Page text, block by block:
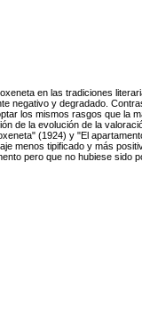
en las tradiciones
negativo y degradado.
los mismos rasgos que la
de la evolución de la
(1924) y "El
menos tipificado y más
pero que no hubiese sido